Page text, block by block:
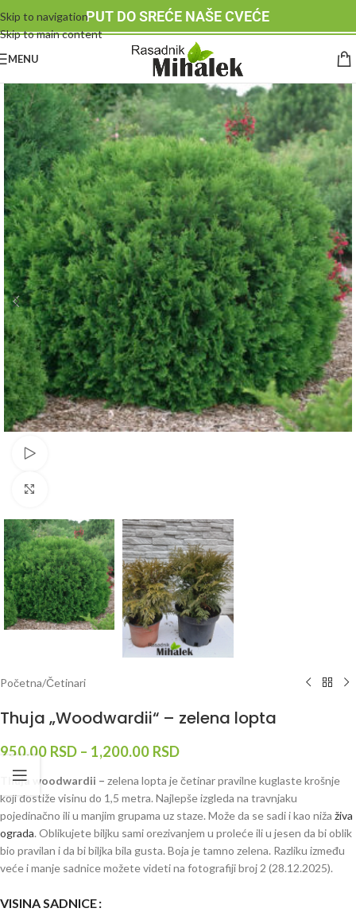
Skip to navigation
Skip to main content
PUT DO SREĆE NAŠE CVEĆE
MENU
Početna/Četinari
Thuja „Woodwardii“ – zelena lopta
950.00 RSD – 1,200.00 RSD
Thuja woodwardii – zelena lopta je četinar pravilne kuglaste krošnje
koji dostiže visinu do 1,5 metra. Najlepše izgleda na travnjaku
pojedinačno ili u manjim grupama uz staze. Može da se sadi i kao niža živa
ograda. Oblikujete biljku sami orezivanjem u proleće ili u jesen da bi oblik
bio pravilan i da bi biljka bila gusta. Boja je tamno zelena. Razliku između
veće i manje sadnice možete videti na fotografiji broj 2 (28.12.2025).
VISINA SADNICE